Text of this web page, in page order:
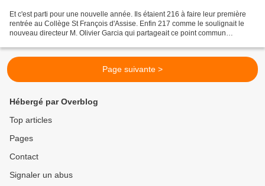
Et c'est parti pour une nouvelle année. Ils étaient 216 à faire leur première
rentrée au Collège St François d'Assise. Enfin 217 comme le soulignait le
nouveau directeur M. Olivier Garcia qui partageait ce point commun
Page suivante >
Hébergé par Overblog
Top articles
Pages
Contact
Signaler un abus